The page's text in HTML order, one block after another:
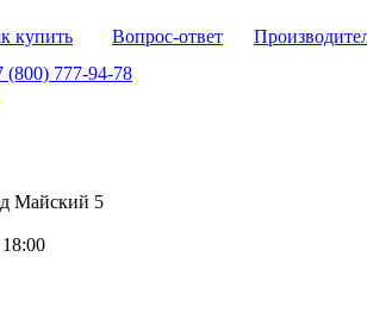
купить Вопрос-ответ
(800) 777-94-78
Майский 5